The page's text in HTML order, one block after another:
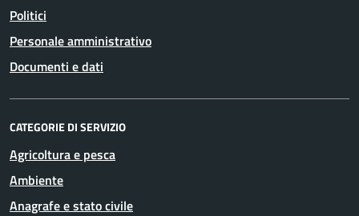
Politici
Personale amministrativo
Documenti e dati
CATEGORIE DI SERVIZIO
Agricoltura e pesca
Ambiente
Anagrafe e stato civile